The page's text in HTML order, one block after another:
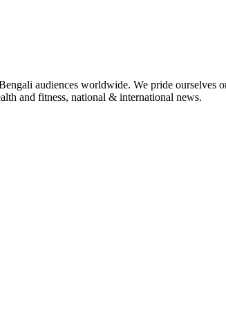
audiences worldwide. We pride ourselves
and fitness, national & international news.